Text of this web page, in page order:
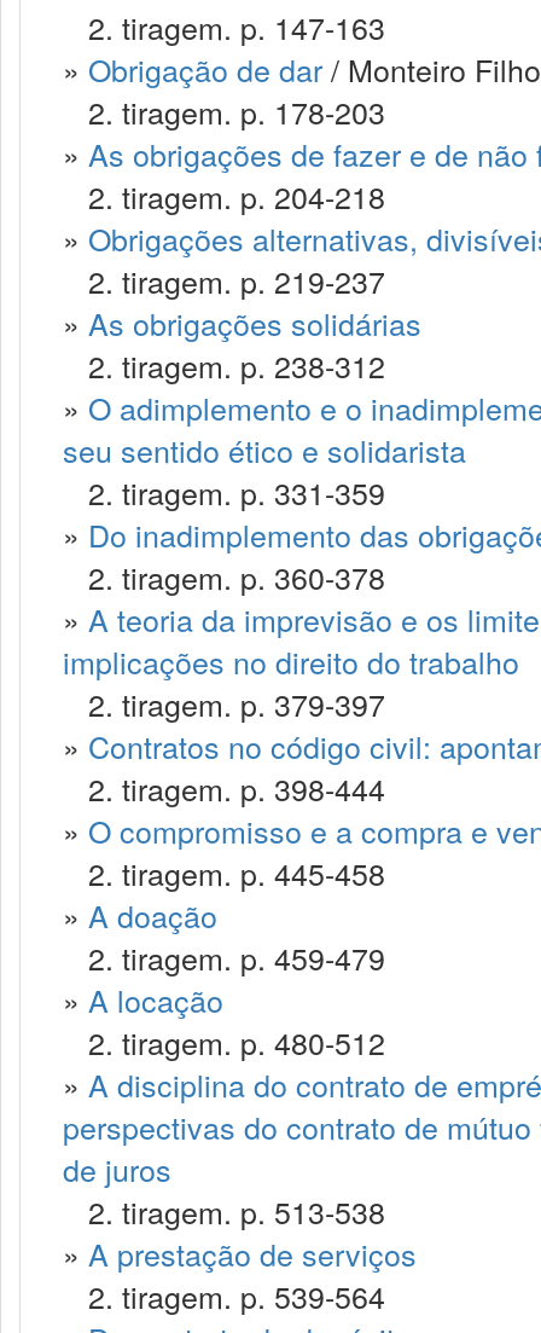
2. tiragem. p. 147-163
» Obrigação de dar/ Monteiro
2. tiragem. p. 178-203
» As obrigações de fazer e de não
2. tiragem. p. 204-218
» Obrigações alternativas,
2. tiragem. p. 219-237
» As obrigações solidárias
2. tiragem. p. 238-312
» O adimplemento e o
seu sentido ético e solidarista
2. tiragem. p. 331-359
» Do inadimplemento das
2. tiragem. p. 360-378
» A teoria da imprevisão e os
implicações no direito do trabalho
2. tiragem. p. 379-397
» Contratos no código civil:
2. tiragem. p. 398-444
» O compromisso e a compra e
2. tiragem. p. 445-458
» A doação
2. tiragem. p. 459-479
» A locação
2. tiragem. p. 480-512
» A disciplina do contrato de
perspectivas do contrato de
de juros
2. tiragem. p. 513-538
» A prestação de serviços
2. tiragem. p. 539-564